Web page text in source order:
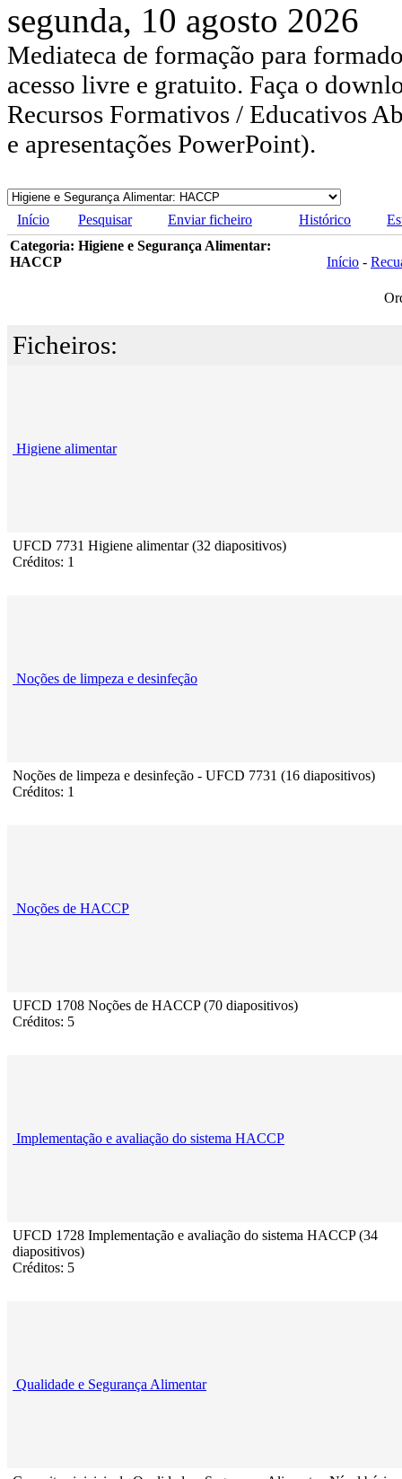
segunda, 10 agosto 2026
Mediateca de formação para
acesso livre e gratuito. Faça o
Recursos Formativos / Educativos
e apresentações PowerPoint).
Início Pesquisar Enviar ficheiro Histórico
Categoria: Higiene e Segurança Alimentar:
HACCP
Início -
Ficheiros:
Higiene alimentar
UFCD 7731 Higiene alimentar (32 diapositivos)
Créditos: 1
Noções de limpeza e desinfeção
Noções de limpeza e desinfeção - UFCD 7731 (16 diapositivos)
Créditos: 1
Noções de HACCP
UFCD 1708 Noções de HACCP (70 diapositivos)
Créditos: 5
Implementação e avaliação do sistema HACCP
UFCD 1728 Implementação e avaliação do sistema HACCP (34
diapositivos)
Créditos: 5
Qualidade e Segurança Alimentar